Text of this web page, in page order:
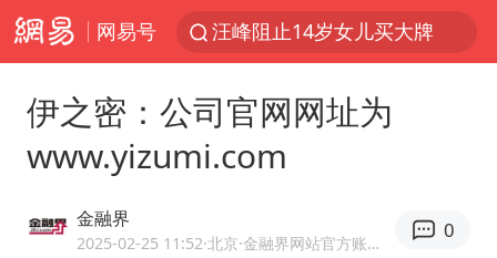
网易号
汪峰阻止14岁女儿买大牌
改名后的“青海拉面”店
伊之密：公司官网网址为
www.yizumi.com
金融界
2025-02-25 11:52·北京 ·金融界网站官方账号 优质财经领域创作者
0